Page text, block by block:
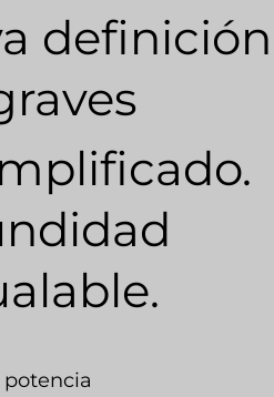
definición